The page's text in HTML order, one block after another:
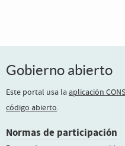
Gobierno abierto
Este portal usa la aplicación
código abierto.
Normas de participación